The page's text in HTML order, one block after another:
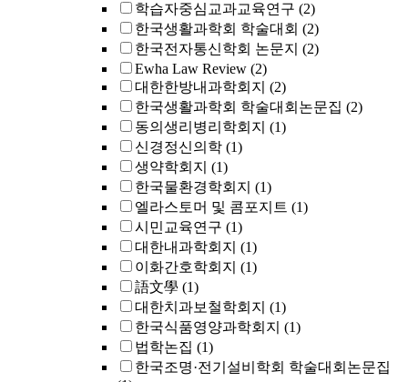
학습자중심교과교육연구 (2)
한국생활과학회 학술대회 (2)
한국전자통신학회 논문지 (2)
Ewha Law Review (2)
대한한방내과학회지 (2)
한국생활과학회 학술대회논문집 (2)
동의생리병리학회지 (1)
신경정신의학 (1)
생약학회지 (1)
한국물환경학회지 (1)
엘라스토머 및 콤포지트 (1)
시민교육연구 (1)
대한내과학회지 (1)
이화간호학회지 (1)
語文學 (1)
대한치과보철학회지 (1)
한국식품영양과학회지 (1)
법학논집 (1)
한국조명·전기설비학회 학술대회논문집